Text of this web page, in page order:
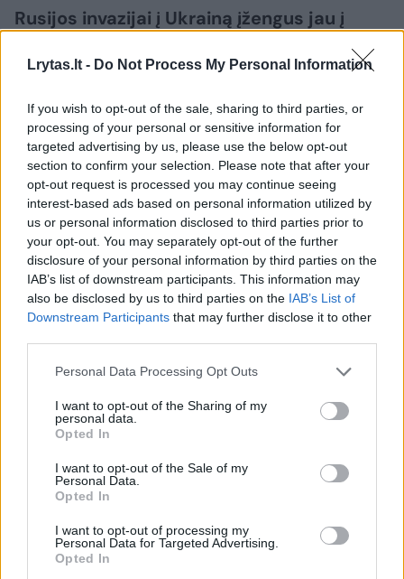
Lrytas.lt - Do Not Process My Personal Information
If you wish to opt-out of the sale, sharing to third parties, or
processing of your personal or sensitive information for
targeted advertising by us, please use the below opt-out
section to confirm your selection. Please note that after your
opt-out request is processed you may continue seeing
interest-based ads based on personal information utilized by
us or personal information disclosed to third parties prior to
your opt-out. You may separately opt-out of the further
disclosure of your personal information by third parties on the
IAB’s list of downstream participants. This information may
also be disclosed by us to third parties on the IAB’s List of
Downstream Participants that may further disclose it to other
Personal Data Processing Opt Outs
I want to opt-out of the Sharing of my
personal data.
Opted In
I want to opt-out of the Sale of my
Personal Data.
Opted In
I want to opt-out of processing my
Personal Data for Targeted Advertising.
Opted In
Rusijos invazijai į Ukrainą įžengus jau į
tvirtai ginasi nuo okupantų. Tuo tarpu
Ukrainos teritorijų ir užsitikrinti sau
palankias taikos sąlygas, sąjungininkams
siekiant skubiai užbaigti karą.​​​​​​​​​​​​​​​​​​​​​​​​​​​
Daugiau nuotraukų (72)
JAV prezidentas Donaldas Trumpas pareiškė,
Ukrainos prezidento Volodymyro Zelenskio
pakartotinį prašymą suteikti daugiau